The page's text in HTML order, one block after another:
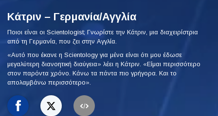
Κάτριν – Γερμανία/Αγγλία
Ποιοι είναι οι Scientologist; Γνωρίστε την Κάτριν, μια διαχειρίστρια
από τη Γερμανία, που ζει στην Αγγλία.
«Αυτό που έκανε η Scientology για μένα είναι ότι μου έδωσε
μεγαλύτερη διανοητική διαύγεια» λέει η Κάτριν. «Είμαι περισσότερο
στον παρόντα χρόνο. Κάνω τα πάντα πιο γρήγορα. Και το
απολαμβάνω περισσότερο».